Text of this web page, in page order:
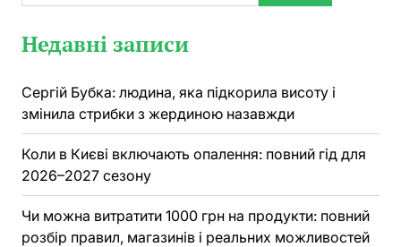
Недавні записи
Сергій Бубка: людина, яка підкорила висоту і
змінила стрибки з жердиною назавжди
Коли в Києві включають опалення: повний гід для
2026–2027 сезону
Чи можна витратити 1000 грн на продукти: повний
розбір правил, магазинів і реальних можливостей